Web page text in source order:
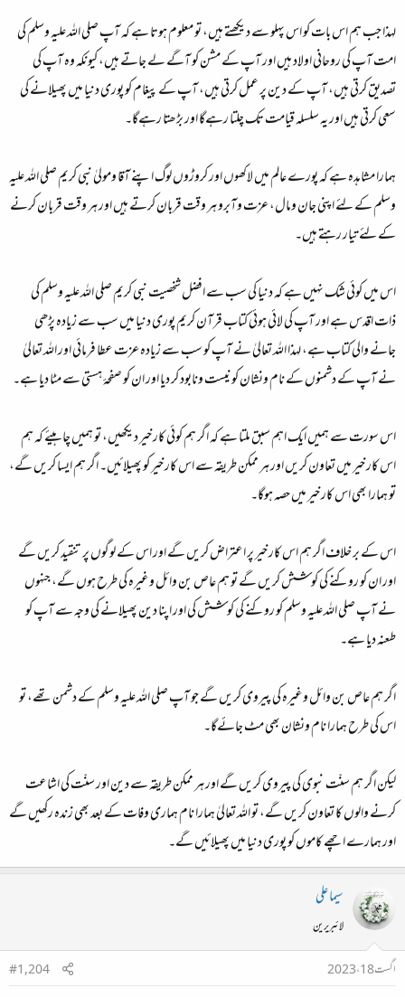
لہذا جب ہم اس بات کو اس پہلو سے دیکھتے ہیں، تو معلوم ہوتا ہے کہ آپ صلی الله علیہ وسلم کی
امت آپ کی روحانی اولاد ہیں اور آپ کے مشن کو آگے لے جاتے ہیں، کیونکہ وہ آپ کی
تصدیق کرتی ہیں، آپ کے دین پر عمل کرتی ہیں، آپ کے پیغام کو پوری دنیا میں پھیلانے کی
سعی کرتی ہیں اور یہ سلسلہ قیامت تک چلتا رہےگا اور بڑھتا رہےگا۔
ہمارا مشاہدہ ہے کہ پورے عالم میں لاکھوں اور کروڑوں لوگ اپنے آقا ومولیٰ نبی کریم صلی الله علیہ
وسلم کے لئے اپنی جان ومال، عزت وآبرو ہر وقت قربان کرتے ہیں اور ہر وقت قربان کرنے
کے لئے تیار رہتے ہیں۔
اس میں کوئی شک نہیں ہے کہ دنیا کی سب سے افضل شخصیت نبی کریم صلی الله علیہ وسلم کی
ذات اقدس ہے اور آپ کی لائی ہوئی کتاب قرآن کریم پوری دنیا میں سب سے زیادہ پڑھی
جانے والی کتاب ہے، لہذا الله تعالیٰ نے آپ کو سب سے زیادہ عزت عطا فرمائی اور الله تعالیٰ
نے آپ کے دشمنوں کے نام ونشان کو نیست ونابود کر دیا اور ان کو صفحۂ ہستی سے مٹا دیا ہے۔
اس سورت سے ہمیں ایک اہم سبق ملتا ہے کہ اگر ہم کوئی کار خیر دیکھیں، تو ہمیں چاہیئے کہ ہم
اس کار خیر میں تعاون کریں اور ہر ممکن طریقہ سے اس کار خیر کو پھیلائیں۔ اگر ہم ایسا کریں گے،
تو ہمارا بھی اس کار خیر میں حصہ ہوگا۔
اس کے بر خلاف اگر ہم اس کار خیر پر اعتراض کریں گے اور اس کے لوگوں پر تنقید کریں گے
اور ان کو روکنے کی کوشش کریں گے تو ہم عاص بن وائل وغیرہ کی طرح ہوں گے، جنہوں
نے آپ صلی الله علیہ وسلم کو روکنے کی کوشش کی اور اپنا دین پھیلانے کی وجہ سے آپ کو
طعنہ دیا ہے۔
اگر ہم عاص بن وائل وغیرہ کی پیروی کریں گے جو آپ صلی الله علیہ وسلم کے دشمن تھے، تو
اس کی طرح ہمارا نام ونشان بھی مٹ جائےگا۔
لیکن اگر ہم سنّت نبوی کی پیروی کریں گے اور ہر ممکن طریقہ سے دین اور سنّت کی اشاعت
کرنے والوں کا تعاون کریں گے، تو الله تعالیٰ ہمارا نام ہماری وفات کے بعد بھی زندہ رکھیں گے
اور ہمارے اچھے کاموں کو پوری دنیا میں پھیلائیں گے۔
سیما علی
لائبریرین
اگست 18، 2023
#1,204